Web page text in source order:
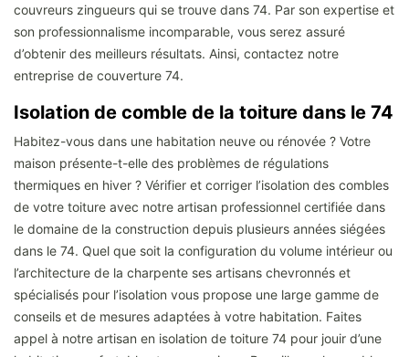
couvreurs zingueurs qui se trouve dans 74. Par son expertise et
son professionnalisme incomparable, vous serez assuré
d’obtenir des meilleurs résultats. Ainsi, contactez notre
entreprise de couverture 74.
Isolation de comble de la toiture dans le 74
Habitez-vous dans une habitation neuve ou rénovée ? Votre
maison présente-t-elle des problèmes de régulations
thermiques en hiver ? Vérifier et corriger l’isolation des combles
de votre toiture avec notre artisan professionnel certifiée dans
le domaine de la construction depuis plusieurs années siégées
dans le 74. Quel que soit la configuration du volume intérieur ou
l’architecture de la charpente ses artisans chevronnés et
spécialisés pour l’isolation vous propose une large gamme de
conseils et de mesures adaptées à votre habitation. Faites
appel à notre artisan en isolation de toiture 74 pour jouir d’une